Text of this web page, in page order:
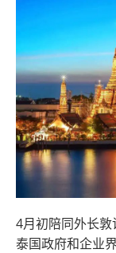
4月初陪同外长敦
泰国政府和企业